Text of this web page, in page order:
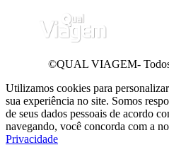
©QUAL VIAGEM- Todos
Utilizamos cookies para
sua experiência no site. Somos
de seus dados pessoais de acordo
navegando, você concorda com a
Privacidade